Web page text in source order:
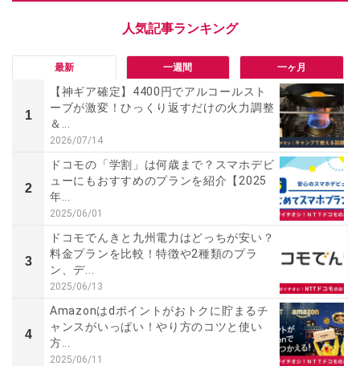
最新 一週間 一ヶ月
1
【神ギア確定】4400円でアルコールスト
ーブが激変！ひっくり返すだけの火力調整
＆...
2026/07/14
2
ドコモの「学割」は何歳まで？スマホデビ
ューにもおすすめのプランを紹介【2025
年...
2025/06/01
3
ドコモでんきと九州電力はどっちが安い？
料金プランを比較！特徴や2種類のプラ
ン、デ...
2025/06/13
4
Amazonはdポイントがおトクに貯まるチ
ャンスがいっぱい！やり方のコツと使い
方...
2025/06/11